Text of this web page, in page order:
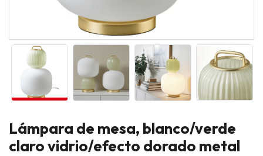
Lámpara de mesa, blanco/verde
claro vidrio/efecto dorado metal